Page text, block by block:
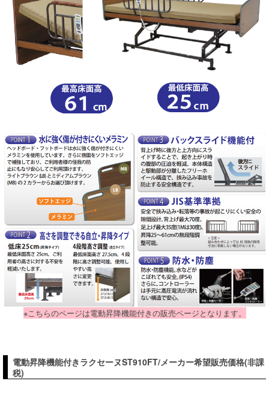
※こちらのページは電動昇降機能付きの販売ページとなります。
電動昇降機能付きラクセーヌST910FT/メーカー希望販売価格(非課
税)